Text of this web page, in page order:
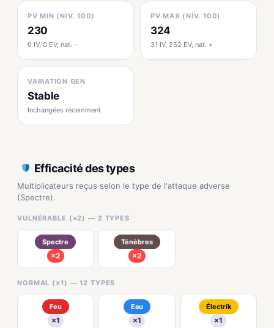
PV MIN (NIV. 100)
230
0 IV, 0 EV, nat. -
PV MAX (NIV. 100)
324
31 IV, 252 EV, nat. +
VARIATION GEN
Stable
Inchangées récemment
Efficacité des types
Multiplicateurs reçus selon le type de l'attaque adverse
(Spectre).
VULNÉRABLE (×2) — 2 TYPES
Spectre
×2
Ténèbres
×2
NORMAL (×1) — 12 TYPES
Feu
×1
Eau
×1
Électrik
×1